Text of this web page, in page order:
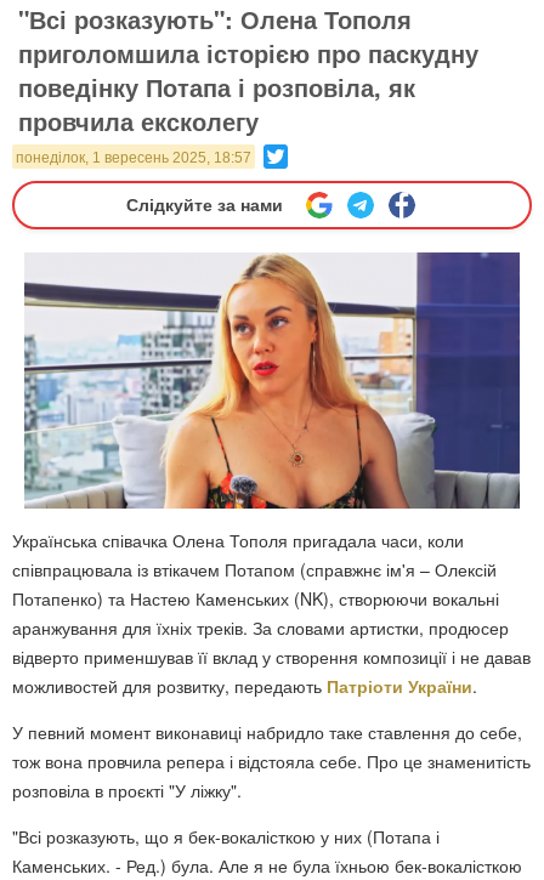
"Всі розказують": Олена Тополя
приголомшила історією про паскудну
поведінку Потапа і розповіла, як
провчила ексколегу
понеділок, 1 вересень 2025, 18:57
Слідкуйте за нами
Українська співачка Олена Тополя пригадала часи, коли
співпрацювала із втікачем Потапом (справжнє ім'я – Олексій
Потапенко) та Настею Каменських (NK), створюючи вокальні
аранжування для їхніх треків. За словами артистки, продюсер
відверто применшував її вклад у створення композиції і не давав
можливостей для розвитку, передають Патріоти України.
У певний момент виконавиці набридло таке ставлення до себе,
тож вона провчила репера і відстояла себе. Про це знаменитість
розповіла в проєкті "У ліжку".
"Всі розказують, що я бек-вокалісткою у них (Потапа і
Каменських. - Ред.) була. Але я не була їхньою бек-вокалісткою